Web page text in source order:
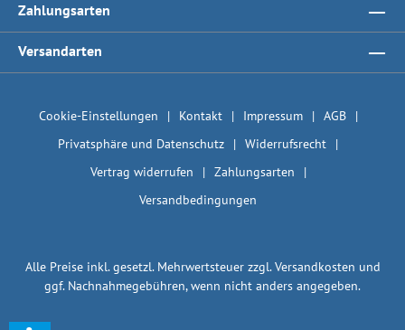
Zahlungsarten
Versandarten
Cookie-Einstellungen Kontakt Impressum
AGB
Privatsphäre und Datenschutz
Widerrufsrecht
Vertrag widerrufen
Zahlungsarten
Versandbedingungen
Alle Preise inkl. gesetzl. Mehrwertsteuer zzgl.Versandkosten und
ggf. Nachnahmegebühren, wenn nicht anders angegeben.